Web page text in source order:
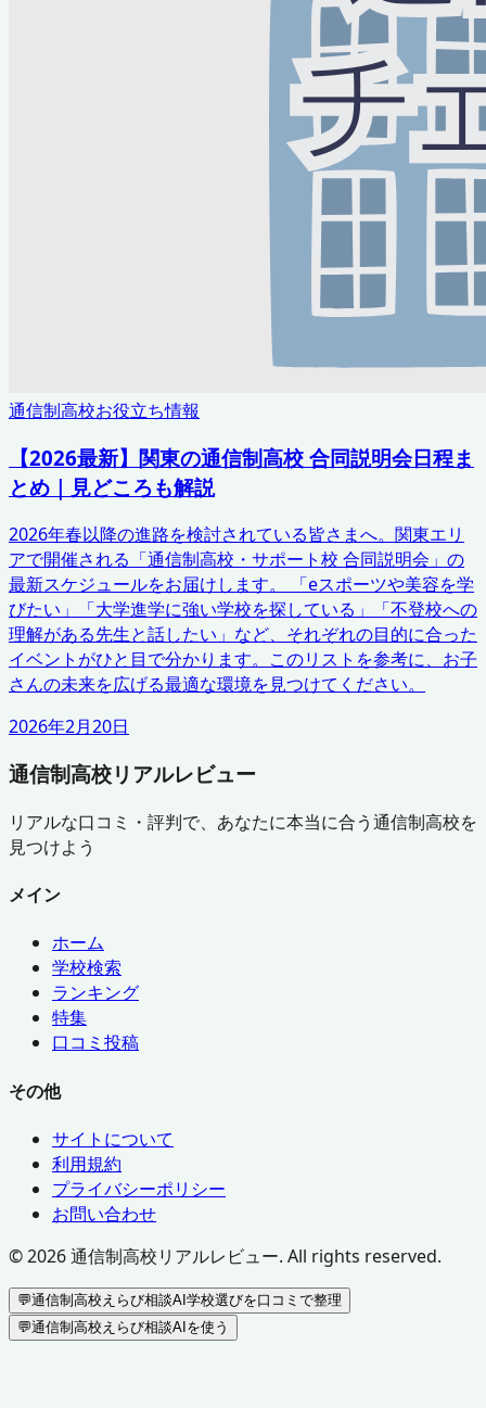
通信制高校お役立ち情報
【2026最新】関東の通信制高校 合同説明会日程ま
とめ｜見どころも解説
2026年春以降の進路を検討されている皆さまへ。関東エリ
アで開催される「通信制高校・サポート校 合同説明会」の
最新スケジュールをお届けします。 「eスポーツや美容を学
びたい」「大学進学に強い学校を探している」「不登校への
理解がある先生と話したい」など、それぞれの目的に合った
イベントがひと目で分かります。このリストを参考に、お子
さんの未来を広げる最適な環境を見つけてください。
2026年2月20日
通信制高校リアルレビュー
リアルな口コミ・評判で、あなたに本当に合う通信制高校を
見つけよう
メイン
ホーム
学校検索
ランキング
特集
口コミ投稿
その他
サイトについて
利用規約
プライバシーポリシー
お問い合わせ
©2026通信制高校リアルレビュー. All rights reserved.
💬通信制高校えらび相談AI 学校選びを口コミで整理
💬通信制高校えらび相談AIを使う